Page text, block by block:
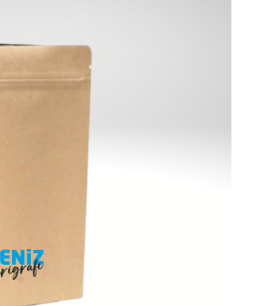
KİLİTLİ DOYPACK